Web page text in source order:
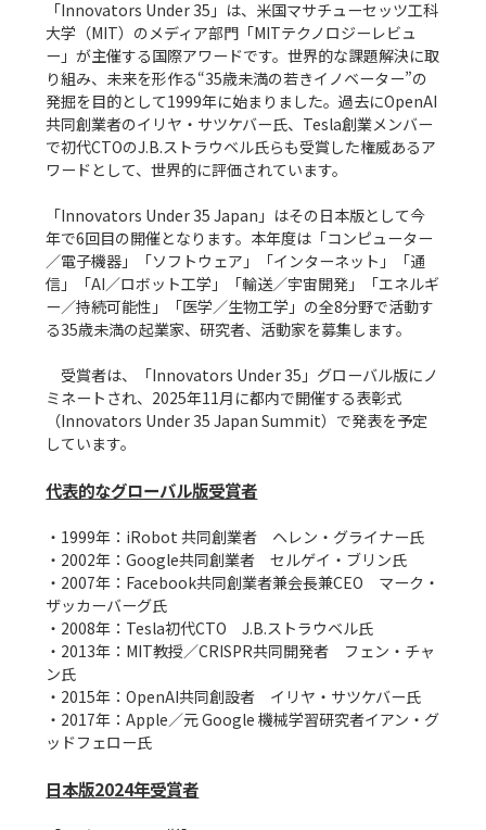
「Innovators Under 35」は、米国マサチューセッツ工科
大学（MIT）のメディア部門「MITテクノロジーレビュ
ー」が主催する国際アワードです。世界的な課題解決に取
り組み、未来を形作る“35歳未満の若きイノベーター”の
発掘を目的として1999年に始まりました。過去にOpenAI
共同創業者のイリヤ・サツケバー氏、Tesla創業メンバー
で初代CTOのJ.B.ストラウベル氏らも受賞した権威あるア
ワードとして、世界的に評価されています。
「Innovators Under 35 Japan」はその日本版として今
年で6回目の開催となります。本年度は「コンピューター
／電子機器」「ソフトウェア」「インターネット」「通
信」「AI／ロボット工学」「輸送／宇宙開発」「エネルギ
ー／持続可能性」「医学／生物工学」の全8分野で活動す
る35歳未満の起業家、研究者、活動家を募集します。
受賞者は、「Innovators Under 35」グローバル版にノ
ミネートされ、2025年11月に都内で開催する表彰式
（Innovators Under 35 Japan Summit）で発表を予定
しています。
代表的なグローバル版受賞者
・1999年：iRobot 共同創業者　ヘレン・グライナー氏
・2002年：Google共同創業者　セルゲイ・ブリン氏
・2007年：Facebook共同創業者兼会長兼CEO　マーク・
ザッカーバーグ氏
・2008年：Tesla初代CTO　J.B.ストラウベル氏
・2013年：MIT教授／CRISPR共同開発者　フェン・チャ
ン氏
・2015年：OpenAI共同創設者　イリヤ・サツケバー氏
・2017年：Apple／元 Google 機械学習研究者イアン・グ
ッドフェロー氏
日本版2024年受賞者